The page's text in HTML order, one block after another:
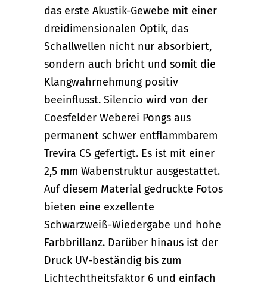
das erste Akustik-Gewebe mit einer
dreidimensionalen Optik, das
Schallwellen nicht nur absorbiert,
sondern auch bricht und somit die
Klangwahrnehmung positiv
beeinflusst. Silencio wird von der
Coesfelder Weberei Pongs aus
permanent schwer entflammbarem
Trevira CS gefertigt. Es ist mit einer
2,5 mm Wabenstruktur ausgestattet.
Auf diesem Material gedruckte Fotos
bieten eine exzellente
Schwarzweiß-Wiedergabe und hohe
Farbbrillanz. Darüber hinaus ist der
Druck UV-beständig bis zum
Lichtechtheitsfaktor 6 und einfach